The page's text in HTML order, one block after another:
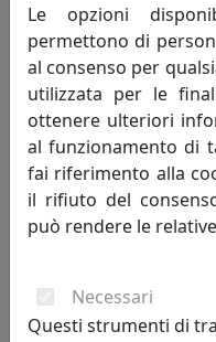
OROLOGIO DA PARETE A
Le opzioni
permettono di
al consenso per
utilizzata per le
ottenere ulteriori
al funzionamento di
fai riferimento alla
il rifiuto del
può rendere le
Necessari
Questi strumenti di